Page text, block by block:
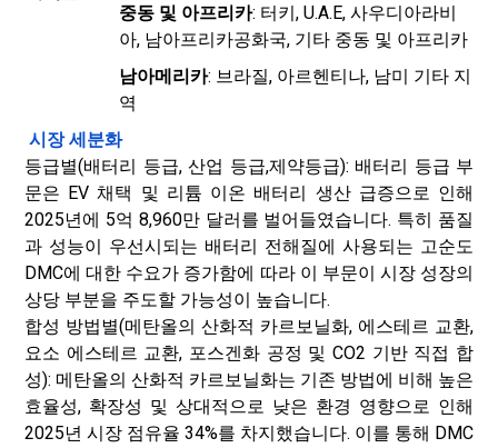
중동 및 아프리카: 터키, U.A.E, 사우디아라비
아, 남아프리카공화국, 기타 중동 및 아프리카
남아메리카: 브라질, 아르헨티나, 남미 기타 지
역
시장 세분화
등급별(배터리 등급, 산업 등급,제약등급): 배터리 등급 부
문은 EV 채택 및 리튬 이온 배터리 생산 급증으로 인해
2025년에 5억 8,960만 달러를 벌어들였습니다. 특히 품질
과 성능이 우선시되는 배터리 전해질에 사용되는 고순도
DMC에 대한 수요가 증가함에 따라 이 부문이 시장 성장의
상당 부분을 주도할 가능성이 높습니다.
합성 방법별(메탄올의 산화적 카르보닐화, 에스테르 교환,
요소 에스테르 교환, 포스겐화 공정 및 CO2 기반 직접 합
성): 메탄올의 산화적 카르보닐화는 기존 방법에 비해 높은
효율성, 확장성 및 상대적으로 낮은 환경 영향으로 인해
2025년 시장 점유율 34%를 차지했습니다. 이를 통해 DMC